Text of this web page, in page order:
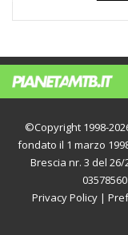
©Copyright 1998-
fondato il 1 marzo
Brescia nr. 3 del 26/
Privacy Policy|